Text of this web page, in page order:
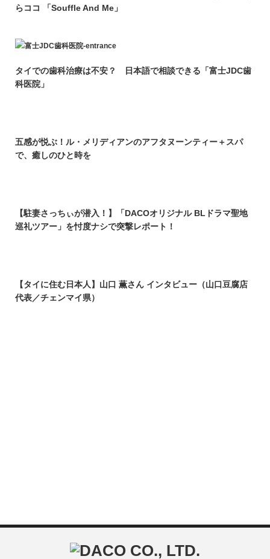
らココ 「Souffle And Me」
タイでの歯科治療は不安？ 日本語で相談できる「富士JDC歯
科医院」
五感が悦ぶ！ル・メリディアンのアフタヌーンティー＋スパ
で、癒しのひと時を
【駐妻さっちぃが潜入！】「DACOオリジナル BLドラマ聖地
巡礼ツアー」を忖度ナシで突撃レポート！
【タイに住む日本人】山口 薫さん インタビュー（山口豆腐店
代表／チェンマイ県）